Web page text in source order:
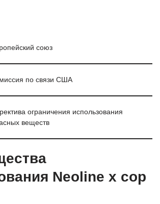
союз
по связи США
ограничения использования
веществ
Neoline x cop